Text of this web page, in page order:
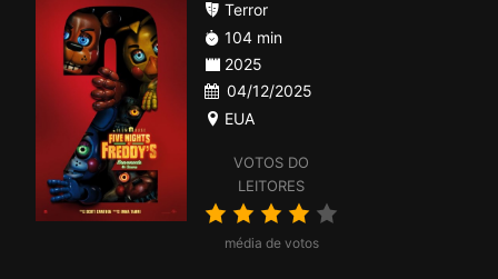
VOTOS DO
LEITORES
média de votos
Terror
104 min
2025
04/12/2025
EUA